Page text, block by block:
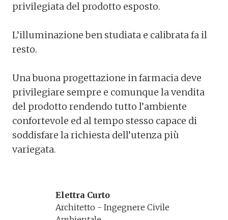
privilegiata del prodotto esposto.
L’illuminazione ben studiata e calibrata fa il
resto.
Una buona progettazione in farmacia deve
privilegiare sempre e comunque la vendita
del prodotto rendendo tutto l’ambiente
confortevole ed al tempo stesso capace di
soddisfare la richiesta dell’utenza più
variegata.
Elettra Curto
Architetto - Ingegnere Civile